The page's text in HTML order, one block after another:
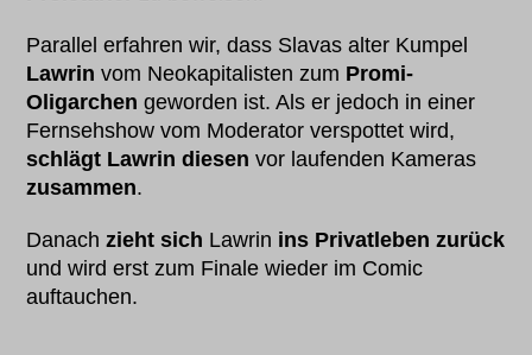
Parallel erfahren wir, dass Slavas alter Kumpel
Lawrin vom Neokapitalisten zum Promi-
Oligarchen geworden ist. Als er jedoch in einer
Fernsehshow vom Moderator verspottet wird,
schlägt Lawrin diesen vor laufenden Kameras
zusammen.
Danachzieht sich Lawrin ins Privatleben zurück
und wird erst zum Finale wieder im Comic
auftauchen.